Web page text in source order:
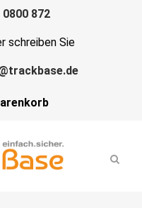
0800 872
schreiben Sie